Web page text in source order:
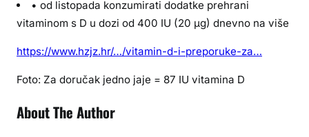
• od listopada konzumirati dodatke prehrani
vitaminom s D u dozi od 400 IU (20 µg) dnevno na više
https://www.hzjz.hr/…/vitamin-d-i-preporuke-za…
Foto: Za doručak jedno jaje = 87 IU vitamina D
About The Author